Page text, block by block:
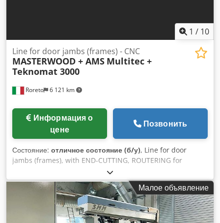
1 / 10
Roreto 6 121 km
Line for door jambs (frames) - CNC
MASTERWOOD + AMS Multitec +
Teknomat 3000
цене
Позвонить
Состояние: отличное состояние (б/у), Line for door
jambs (frames), with END-CUTTING, ROUTERING for
COUNTER-PLATE and HINGE INSERTION (Anuba).
Composed of: X10030A) Loading Conveyor X10030B)
Transfer Conveyor X10030C) Double-end cutting and
drilling machine "AMS" - Left-side Cutting 45° - Drilling -
Cutting 90° - Right-side Cutting 45° - Drilling X10030D)
Малое объявление